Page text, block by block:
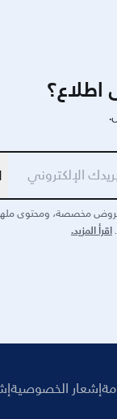
عروض مخصصة، ومحتوى
اقرأ المزيد.
إشعار الخصوصية